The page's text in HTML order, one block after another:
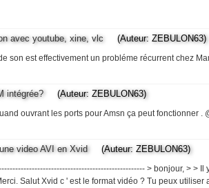
avec youtube, xine, vlc(Auteur: ZEBULON63)
son est effectivement un probléme récurrent chez
intégrée?(Auteur: ZEBULON63)
ouvrant les ports pour Amsn ça peut fonctionner .
video AVI en Xvid(Auteur: ZEBULON63)
> bonjour, > >
Salut Xvid c ' est le format vidéo ? Tu peux utiliser